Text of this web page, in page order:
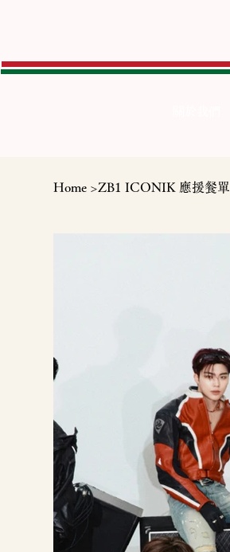
Home >ZB1 ICONIK 應援餐單